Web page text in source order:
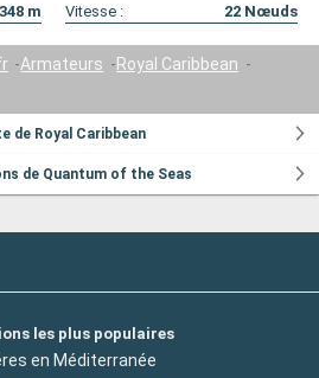
348 m Vitesse : 22 Nœuds
Armateurs
Royal Caribbean
de Royal Caribbean
de Quantum of the Seas
les plus populaires
en Méditerranée